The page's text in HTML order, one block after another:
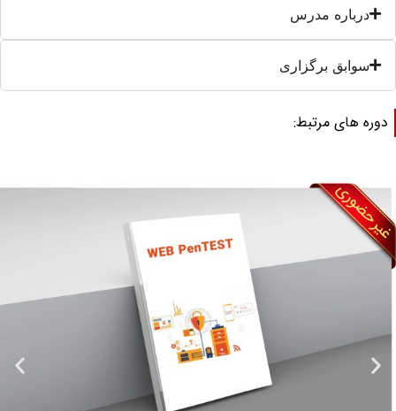
درباره مدرس
سوابق برگزاری
های مرتبط: